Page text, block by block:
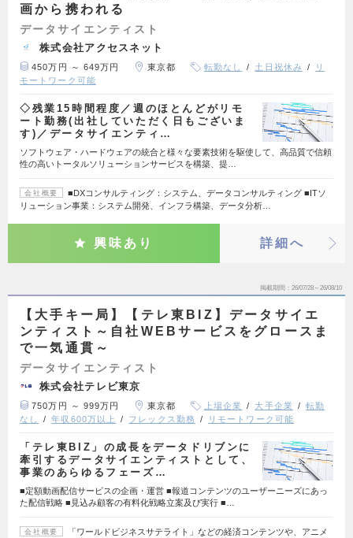
画から携われる
データサイエンティスト
株式会社アクセスネット
450万円 ～ 649万円 東京都 転勤なし 土日祝休み
リ
モートワーク可能
◇残業15時間程度／週のほとんどがリモ
ート勤務(出社していただく日もございま
す)／データサイエンティ…
ソフトウェア・ハードウェアの統合と様々な要素技術を駆使して、高品質で信頼
性の高いトータルソリューションサービスを構築、提…
会社概要
■DXコンサルティング：システム、データコンサルティング ■ITソ
リューション事業：システム開発、インフラ構築、データ分析…
興味あり 詳細へ
掲載期間 26/07/28～26/08/10
【大手キー局】【テレ東BIZ】データサイエ
ンティスト～自社WEBサービスをグロースま
で一気通貫～
データサイエンティスト
株式会社テレビ東京
750万円 ～ 999万円 東京都 上場企業 大手企業
転勤
なし
年収600万以上 フレックス勤務 リモートワーク可能
「テレ東BIZ」の成長をデータドリブンに
牽引するデータサイエンティストとして、
事業のあらゆるフェーズ…
■定額動画配信サービスの企画・運営 ■報道コンテンツのユーザーニーズにあっ
た配信戦略 ■見込み顧客の有料化戦略立案及び実行 ■…
会社概要
「ワールドビジネスサテライト」などの経済コンテンツや、アニメ